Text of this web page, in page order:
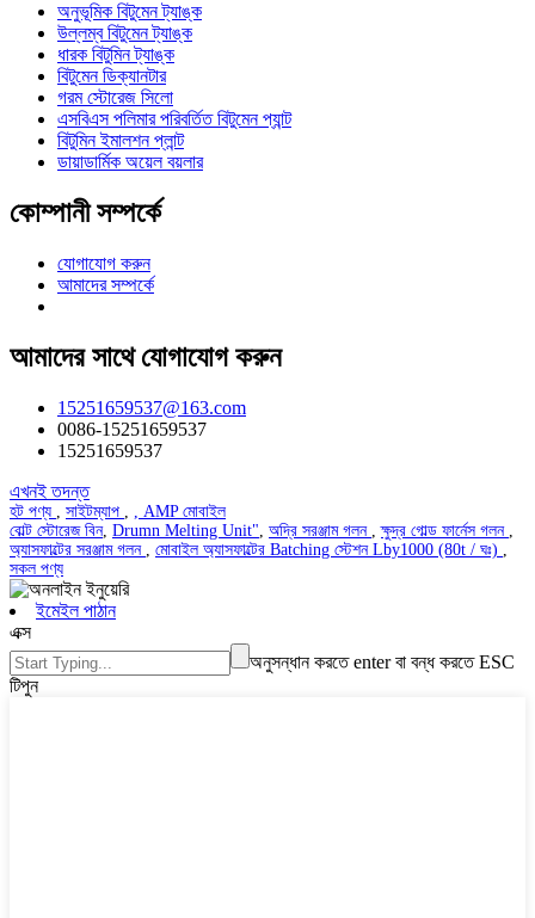
অনুভূমিক বিটুমেন ট্যাঙ্ক
উল্লম্ব বিটুমেন ট্যাঙ্ক
ধারক বিটুমিন ট্যাঙ্ক
বিটুমেন ডিক্যানটার
গরম স্টোরেজ সিলো
এসবিএস পলিমার পরিবর্তিত বিটুমেন প্যান্ট
বিটুমিন ইমালশন প্লান্ট
ডায়াডার্মিক অয়েল বয়লার
কোম্পানী সম্পর্কে
যোগাযোগ করুন
আমাদের সম্পর্কে
আমাদের সাথে যোগাযোগ করুন
15251659537@163.com
0086-15251659537
15251659537
এখনই তদন্ত
হট পণ্য সাইটম্যাপ
, AMP মোবাইল
বোল্ট স্টোরেজ বিন, Drumn Melting Unit" অদ্রি সরঞ্জাম গলন ,ক্ষুদ্র গোল্ড ফার্নেস গলন
অ্যাসফাল্টের সরঞ্জাম গলন
মোবাইল অ্যাসফাল্টের Batching স্টেশন Lby1000 (80t / ঘঃ)
সকল পণ্য
ইমেইল পাঠান
এক্স
অনুসন্ধান করতে enter বা বন্ধ করতে ESC
টিপুন